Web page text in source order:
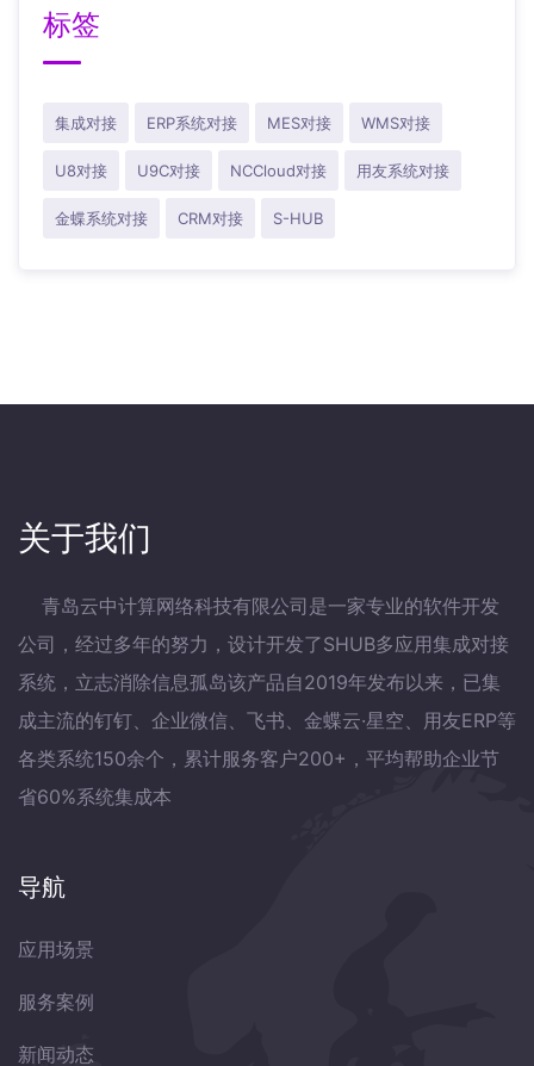
标签
集成对接 ERP系统对接 MES对接 WMS对接
U8对接 U9C对接 NCCloud对接 用友系统对接
金蝶系统对接 CRM对接 S-HUB
关于我们
青岛云中计算网络科技有限公司是一家专业的软件开发
公司，经过多年的努力，设计开发了SHUB多应用集成对接
系统，立志消除信息孤岛该产品自2019年发布以来，已集
成主流的钉钉、企业微信、飞书、金蝶云·星空、用友ERP等
各类系统150余个，累计服务客户200+，平均帮助企业节
省60%系统集成本
导航
应用场景
服务案例
新闻动态